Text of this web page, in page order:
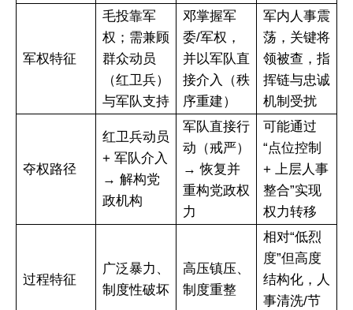
军权特征
毛投靠军
权；需兼顾
群众动员
（红卫兵）
与军队支持
邓掌握军
委/军权，
并以军队直
接介入（秩
序重建）
军内人事震
荡，关键将
领被查，指
挥链与忠诚
机制受扰
夺权路径
红卫兵动员
+ 军队介入
→ 解构党
政机构
军队直接行
动（戒严）
→ 恢复并
重构党政权
力
可能通过
“点位控制
+ 上层人事
整合”实现
权力转移
过程特征
广泛暴力、
制度性破坏
高压镇压、
制度重整
相对“低烈
度”但高度
结构化，人
事清洗/节